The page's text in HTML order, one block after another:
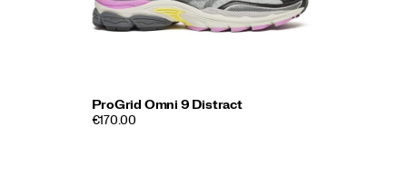
ProGrid Omni 9 Distract
€170.00